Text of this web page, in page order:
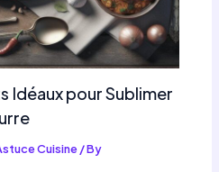
Idéaux pour Sublimer
Cuisine/ By